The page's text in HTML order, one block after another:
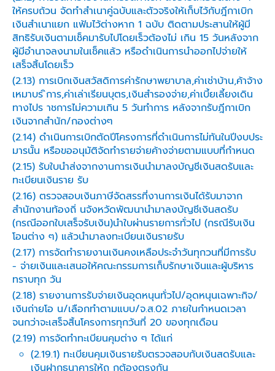
ให้ครบถ้วน จัดทำสำเนาคู่ฉบับและตัวจริงให้เก็บไว้กับฎีกาเบิก
เงินสำเนาแยก แฟ้มไว้ต่างหาก 1 ฉบับ ติดตามประสานให้ผู้มี
สิทธิรับเงินตามเช็คมารับไปโดยเร็วต้องไม่ เกิน 15 วันหลังจาก
ผู้มีอำนาจลงนามในเช็คแล้ว หรือดำเนินการนำออกไปจ่ายให้
เสร็จสิ้นโดยเร็ว
(2.13) การเบิกเงินสวัสดิการค่ารักษาพยาบาล,ค่าเช่าบ้าน,ค้าจ้าง
เหมาบร ิการ,ค่าเล่าเรียนบุตร,เงินสำรองจ่าย,ค่าเบี้ยเลี้ยงเดิน
ทางไปร าชการไม่ความเกิน 5 วันทำการ หลังจากรับฎีกาเบิก
เงินจากสำนัก/กองต่างๆ
(2.14) ดำเนินการเบิกตัดปีโครงการที่ดำเนินการไม่ทันในปีงบประ
มารนั้น หรือขออนุมัติจัดทำรายจ่ายค้างจ่ายตามแบบที่กำหนด
(2.15) รับใบนำส่งจากงานการเงินนำมาลงบัญชีเงินสดรับและ
ทะเบียนเงินราย รับ
(2.16) ตรวจสอบเงินภาษีจัดสรรที่งานการเงินได้รับมาจาก
สำนักงานท้องถิ่ นจังหวัดพัฒนานำมาลงบัญชีเงินสดรับ
(กรณีออกใบเสร็จรับเงิน)นำใบผ่านรายการทั่วไป (กรณีรับเงิน
โอนต่าง ๆ) แล้วนำมาลงทะเบียนเงินรายรับ
(2.17) การจัดทำรายงานเงินคงเหลือประจำวันทุกวนที่มีการรับ
- จ่ายเงินและเสนอให้คณะกรรมการเก็บรักษาเงินและผู้บริหาร
ทราบทุก วัน
(2.18) รายงานการรับจ่ายเงินอุดหนุนทั่วไป/อุดหนุนเฉพาะกิจ/
เงินถ่ายโอ น/เลือกทำตามแบบ/จ.ส.02 ภายในกำหนดเวลา
จนกว่าจะเสร็จสิ้นโครงการทุกวันที่ 20 ของทุกเดือน
(2.19) การจัดทำทะเบียนคุมต่าง ๆ ได้แก่
(2.19.1) ทะเบียนคุมเงินรายรับตรวจสอบกับเงินสดรับและ